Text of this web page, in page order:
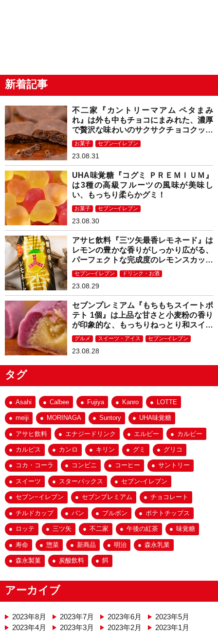
新着記事
不二家『カントリーマアム ペタまみ
れ』は外も中もチョコにまみれた、濃厚
で贅沢な味わいのサクサクチョコクッキ
ー！
お菓子 セブン−イレブン
23.08.31
UHA味覚糖『コグミ ＰＲＥＭＩＵＭ』
は3種の高級フルーツの風味が美味し
い、もっちり柔らかグミ！
お菓子 セブン−イレブン
23.08.30
アサヒ飲料『三ツ矢最香レモネード』は
レモンの豊かな香りがしっかり広がる、
パーフェクトな完成度のレモンスカッシ
ュ！
セブン−イレブン ドリンク・お酒
23.08.29
セブンプレミアム『もちもちスイートポ
テト 1個』は上品な甘さと小麦粉の香り
が印象的な、もっちりねっとり和スイー
ツ！
グルメ スイーツ・アイス セブン−イレブン
23.08.28
タグ
Asahi Calbee Fujiya Kanro LOTTE
meiji MORINAGA Suntory UHA味覚糖
アサヒ飲料 エナジードリンク エルビー カルビー
カルピス カンロ キリン グミ グリコ
コカ・コーラ コンビニ コーヒー サントリー
スイーツ スターバックス セブン-イレブン
セブン−イレブン セブンプレミアム チョコレート
チルドカップ パン ブルボン ポテトチップス
ロッテ 三ツ矢 不二家 午後の紅茶 味覚糖
寿命 惣菜 新商品 明治 森永乳業
森永製菓 炭酸飲料 餌
アーカイブ
2023年8月 2023年7月 2023年6月
2023年5月
2023年4月
2023年3月 2023年2月
2023年1月